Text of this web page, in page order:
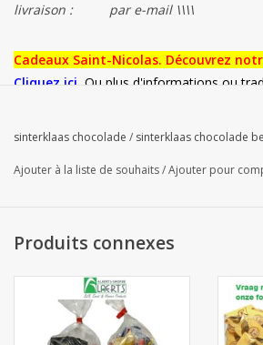
Marques
livraison :
par e-mail \\\\
Cadeaux Saint-Nicolas. Découvrez
Cliquez ici Ou plus d'informations ou
sinterklaas chocolade / sinterklaas chocolade
Ajouter à la liste de souhaits/Ajouter pour
Produits connexes